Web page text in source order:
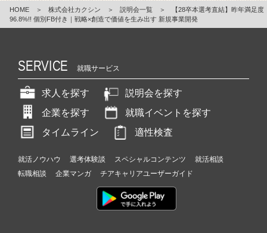
HOME ＞ 株式会社カクシン ＞ 説明会一覧 ＞
【28卒本選考直結】昨年満足度
96.8%!! 個別FB付き｜戦略×創造で価値を生み出す 新規事業開発
SERVICE 就職サービス
求人を探す
説明会を探す
企業を探す
就職イベントを探す
タイムライン
適性検査
就活ノウハウ 選考体験談 スペシャルコンテンツ
就活相談
転職相談
企業マンガ チアキャリアユーザーガイド